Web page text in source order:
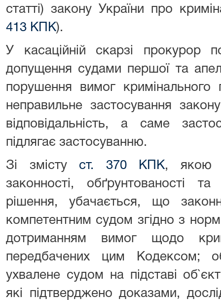
статті) закону України про
413 КПК).
У касаційній скарзі прокурор
допущення судами першої та
порушення вимог кримінального
неправильне застосування
відповідальність, а саме
підлягає застосуванню.
Зі змісту ст. 370 КПК, якою
законності, обґрунтованості
рішення, убачається, що
компетентним судом згідно з
дотриманням вимог щодо
передбачених цим Кодексом;
ухвалене судом на підставі
які підтверджено доказами,